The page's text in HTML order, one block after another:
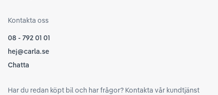
Kontakta oss
08 - 792 01 01
hej@carla.se
Chatta
Har du redan köpt bil och har frågor? Kontakta vår kundtjänst